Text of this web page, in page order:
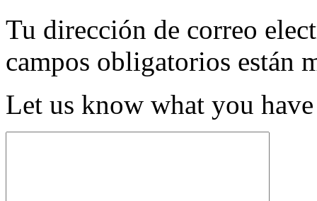
Tu dirección de correo
campos obligatorios están
Let us know what you